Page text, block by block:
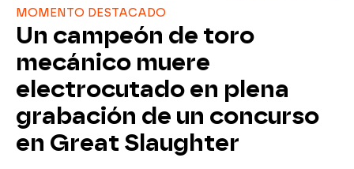
MOMENTO DESTACADO
Un campeón de toro
mecánico muere
electrocutado en plena
grabación de un concurso
en Great Slaughter